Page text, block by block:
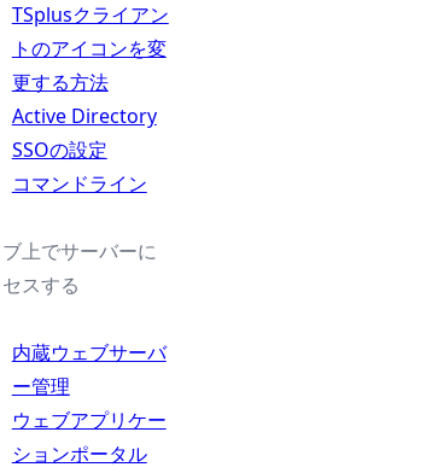
TSplusクライアン
トのアイコンを変
更する方法
Active Directory
SSOの設定
コマンドライン
上でサーバーに
スする
内蔵ウェブサーバ
ー管理
ウェブアプリケー
ションポータル